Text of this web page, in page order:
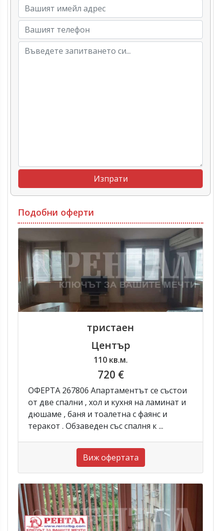
Подобни оферти
тристаен
Център
110 кв.м.
720 €
ОФЕРТА 267806 Апартаментът се състои
от две спални , хол и кухня на ламинат и
дюшаме , баня и тоалетна с фаянс и
теракот . Обзаведен със спалня к ...
Виж офертата